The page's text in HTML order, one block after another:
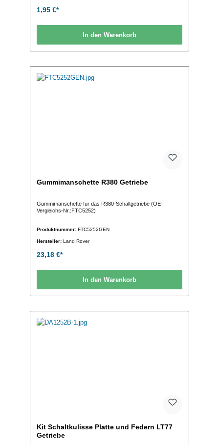
1,95 €*
In den Warenkorb
Gummimanschette R380 Getriebe
Gummimanschette für das R380-Schaltgetriebe (OE-
Vergleichs-Nr.:FTC5252)
Produktnummer: FTC5252GEN
Hersteller: Land Rover
23,18 €*
In den Warenkorb
Kit Schaltkulisse Platte und Federn LT77
Getriebe